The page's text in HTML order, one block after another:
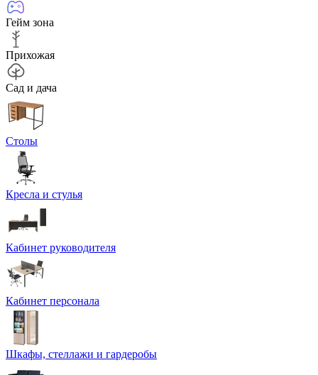
Гейм зона
Прихожая
Сад и дача
Столы
Кресла и стулья
Кабинет руководителя
Кабинет персонала
Шкафы, стеллажи и гардеробы